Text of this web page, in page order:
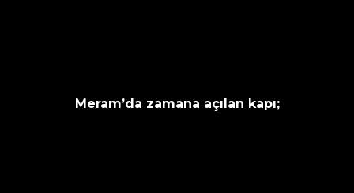
Meram’da zamana açılan kapı;